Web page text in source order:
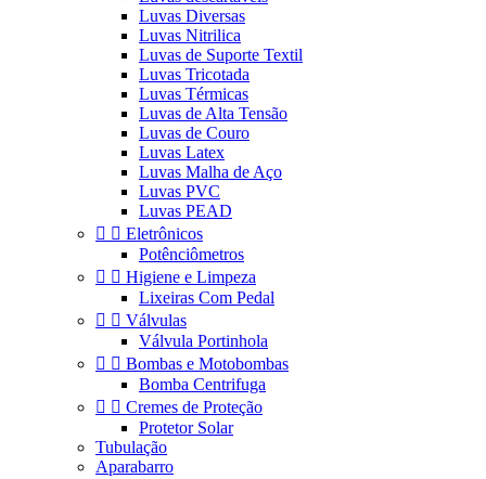
Luvas Diversas
Luvas Nitrilica
Luvas de Suporte Textil
Luvas Tricotada
Luvas Térmicas
Luvas de Alta Tensão
Luvas de Couro
Luvas Latex
Luvas Malha de Aço
Luvas PVC
Luvas PEAD
  Eletrônicos
Potênciômetros
  Higiene e Limpeza
Lixeiras Com Pedal
  Válvulas
Válvula Portinhola
  Bombas e Motobombas
Bomba Centrifuga
  Cremes de Proteção
Protetor Solar
Tubulação
Aparabarro